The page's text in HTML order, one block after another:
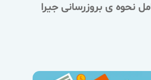
نحوه ی بروزرسانی جیرا